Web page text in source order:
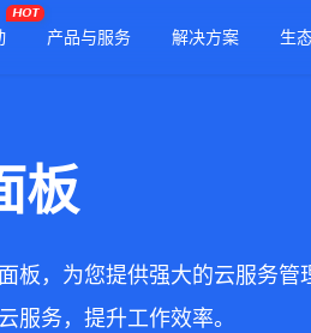
HOT
产品与服务 解决方案 生
板
板，为您提供强大的云服务管
服务，提升工作效率。